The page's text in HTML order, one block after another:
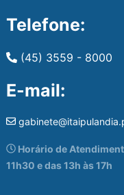
Telefone:
(45) 3559 - 8000
E-mail:
Horário de
11h30 e das 13h às 17h